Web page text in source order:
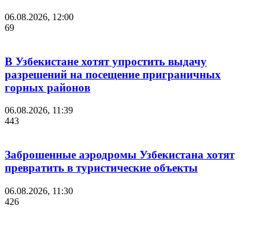
06.08.2026, 12:00
69
В Узбекистане хотят упростить выдачу
разрешений на посещение приграничных
горных районов
06.08.2026, 11:39
443
Заброшенные аэродромы Узбекистана хотят
превратить в туристические объекты
06.08.2026, 11:30
426